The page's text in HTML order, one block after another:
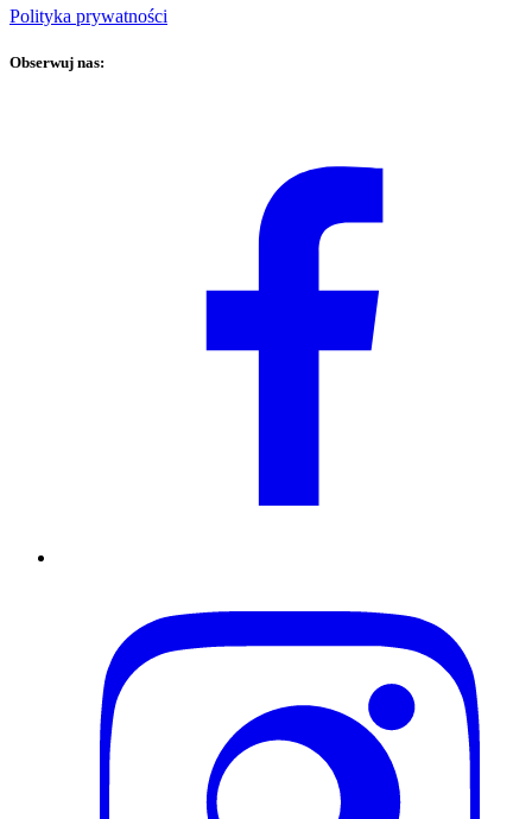
Polityka prywatności
Obserwuj nas: